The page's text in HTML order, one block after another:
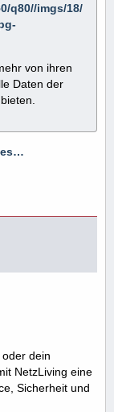
q80//imgs/18/
von ihren
Daten der
dein
NetzLiving eine
Sicherheit und